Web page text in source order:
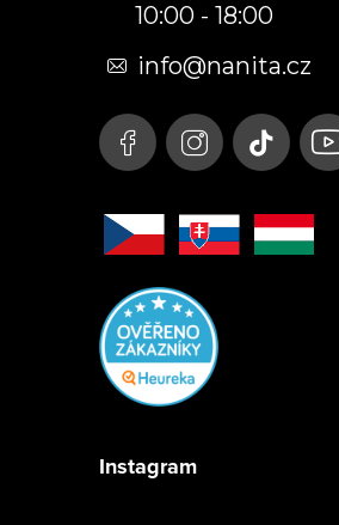
10:00 - 18:00
info@nanita.cz
Instagram